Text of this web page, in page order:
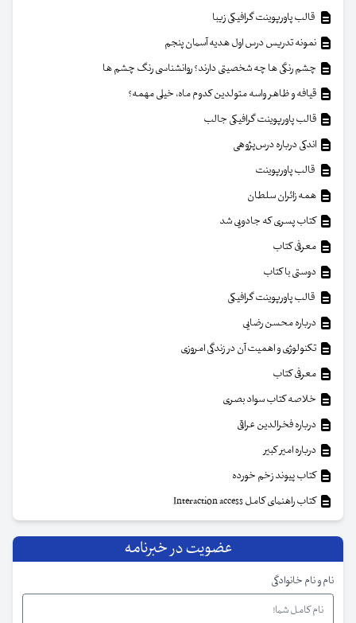
قالب پاورپوینت گرافیکی زیبا
نمونه تدریس درس اول هدیه آسمان پنجم
چشم رنگی ها چه شخصیتی دارند؟ روانشناسی رنگ چشم ها
قیافه و ظاهر واسه متولدین کدوم ماه، خیلی مهمه؟
قالب پاورپوینت گرافیکی جالب
اندکی درباره درس‌پژوهی
قالب پاورپوینت
همه زائران سلطان
کتاب پسری که جادویی شد
معرفی کتاب
دوستی با کتاب
قالب پاورپوینت گرافیکی
درباره محسن رضایی
تکنولوژی و اهمیت آن در زندگی امروزی
معرفی کتاب
خلاصه کتاب سواد بصری
درباره فخرالدین عراقی
درباره امیر کبیر
کتاب پیوند زخم خورده
کتاب راهنمای کامل Interaction access
عضویت در خبرنامه
نام و نام خانوادگی